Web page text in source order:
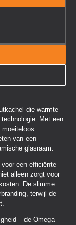
die warmte
Met een
van een
glasraam.
voor een efficiënte
alleen zorgt voor
De slimme
terwijl de
– de Omega